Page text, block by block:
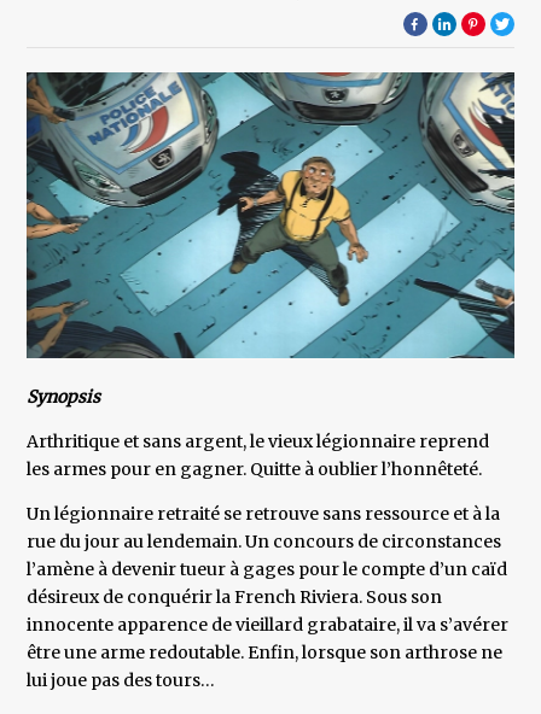
Synopsis
Arthritique et sans argent, le vieux légionnaire reprend
les armes pour en gagner. Quitte à oublier l’honnêteté.
Un légionnaire retraité se retrouve sans ressource et à la
rue du jour au lendemain. Un concours de circonstances
l’amène à devenir tueur à gages pour le compte d’un caïd
désireux de conquérir la French Riviera. Sous son
innocente apparence de vieillard grabataire, il va s’avérer
être une arme redoutable. Enfin, lorsque son arthrose ne
lui joue pas des tours…